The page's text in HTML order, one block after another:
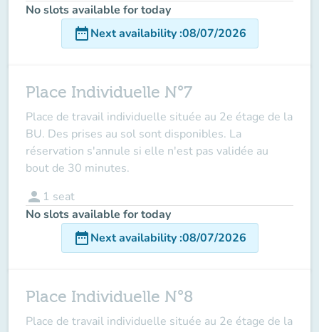
No slots available for today
date_rangeNext availability:08/07/2026
Place Individuelle N°7
Place de travail individuelle située au 2e étage de la
BU. Des prises au sol sont disponibles. La
réservation s'annule si elle n'est pas validée au
bout de 30 minutes.
person 1 seat
No slots available for today
date_rangeNext availability:08/07/2026
Place Individuelle N°8
Place de travail individuelle située au 2e étage de la